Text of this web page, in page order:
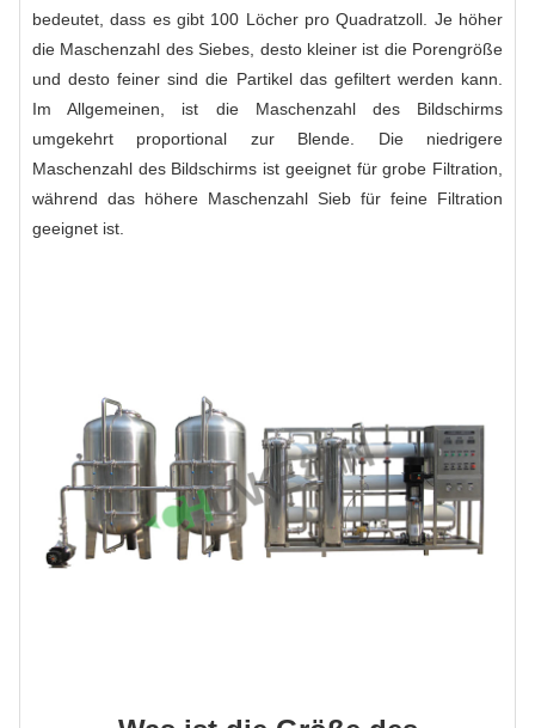
bedeutet, dass es gibt 100 Löcher pro Quadratzoll. Je höher
die Maschenzahl des Siebes, desto kleiner ist die Porengröße
und desto feiner sind die Partikel das gefiltert werden kann.
Im Allgemeinen, ist die Maschenzahl des Bildschirms
umgekehrt proportional zur Blende. Die niedrigere
Maschenzahl des Bildschirms ist geeignet für grobe Filtration,
während das höhere Maschenzahl Sieb für feine Filtration
geeignet ist.